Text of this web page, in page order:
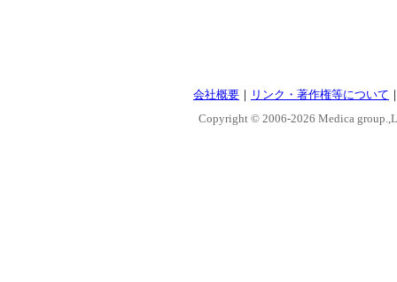
会社概要 ｜ リンク・著作権等について
Copyright © 2006-2026 Medica